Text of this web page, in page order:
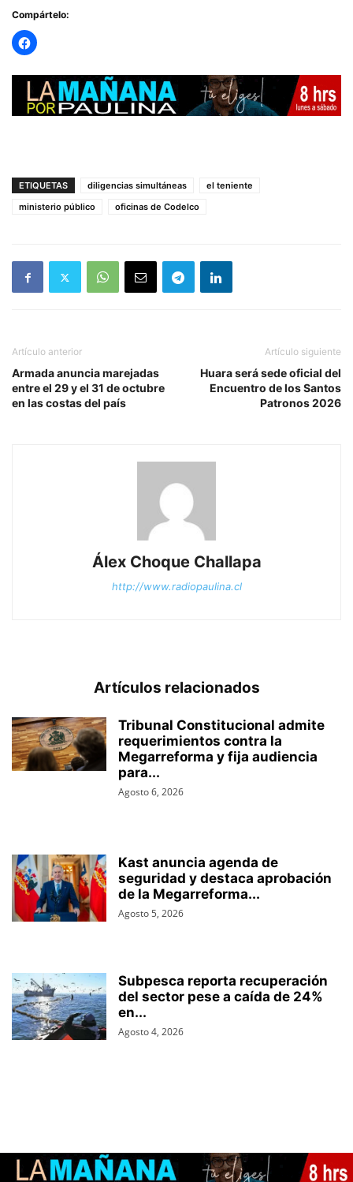
— RADIO PAULINA (@radiopaulina)
Compártelo:
ETIQUETAS diligencias simultáneas
el teniente
ministerio público
oficinas de Codelco
Artículo anterior
Armada anuncia marejadas
entre el 29 y el 31 de octubre
en las costas del país
Artículo siguiente
Huara será sede oficial del
Encuentro de los Santos
Patronos 2026
Álex Choque Challapa
http://www.radiopaulina.cl
Artículos relacionados
Tribunal Constitucional admite
requerimientos contra la
Megarreforma y fija audiencia
para...
Agosto 6, 2026
Kast anuncia agenda de
seguridad y destaca aprobación
de la Megarreforma...
Agosto 5, 2026
Subpesca reporta recuperación
del sector pese a caída de 24%
en...
Agosto 4, 2026